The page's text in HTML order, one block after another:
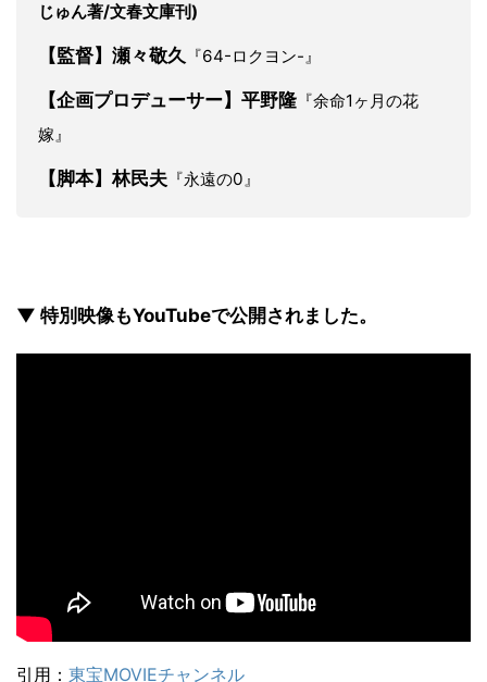
じゅん著/文春文庫刊)
【監督】瀬々敬久 『64-ロクヨン-』
【企画プロデューサー】平野隆 『余命1ヶ月の花
嫁』
【脚本】林民夫 『永遠の0』
▼ 特別映像もYouTubeで公開されました。
引用： 東宝MOVIEチャンネル